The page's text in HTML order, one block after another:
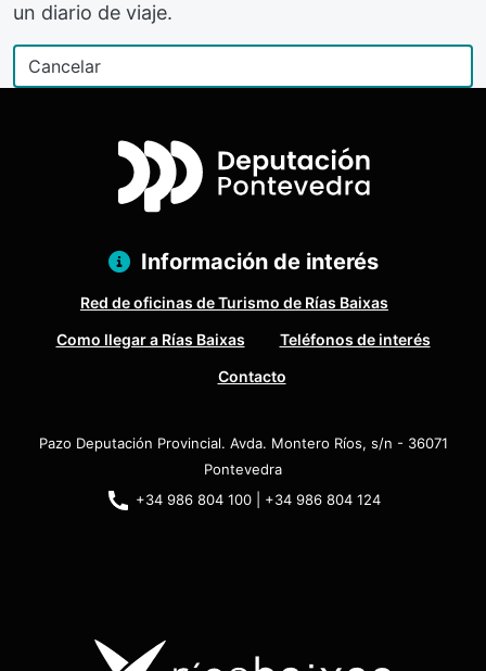
un diario de viaje.
Información de interés
Red de oficinas de Turismo de Rías Baixas
Como llegar a Rías Baixas
Teléfonos de interés
Contacto
Pazo Deputación Provincial. Avda. Montero Ríos, s/n - 36071
Pontevedra
+34 986 804 100 | +34 986 804 124